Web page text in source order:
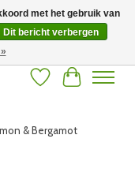
verzending vanaf 50
Verlanglijst
& Bergamot
met het gebruik van
Dit bericht verbergen